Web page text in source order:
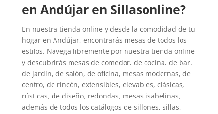
en Andújar en Sillasonline?
En nuestra tienda online y desde la comodidad de tu
hogar en Andújar, encontrarás mesas de todos los
estilos. Navega libremente por nuestra tienda online
y descubrirás mesas de comedor, de cocina, de bar,
de jardín, de salón, de oficina, mesas modernas, de
centro, de rincón, extensibles, elevables, clásicas,
rústicas, de diseño, redondas, mesas isabelinas,
además de todos los catálogos de sillones, sillas,